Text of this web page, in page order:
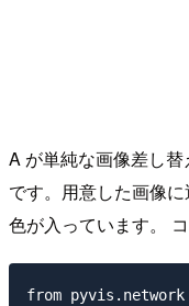
A が単純な画像差し
です。用意した画像
色が入っています。
from